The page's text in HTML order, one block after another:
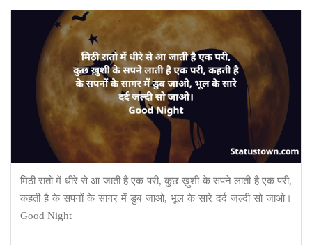
मिठी रातो में धीरे से आ जाती है एक परी, कुछ ख़ुशी के सपने लाती है एक परी,
कहती है के सपनों के सागर में डुब जाओ, भूल के सारे दर्द जल्दी सो जाओ।
Good Night